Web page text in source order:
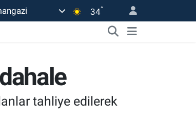
34°
tahliye edilerek